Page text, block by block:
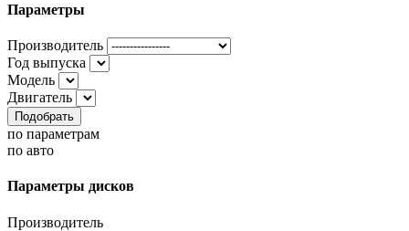
Параметры
Производитель
Год выпуска
Модель
Двигатель
Подобрать
по параметрам
по авто
Параметры дисков
Производитель